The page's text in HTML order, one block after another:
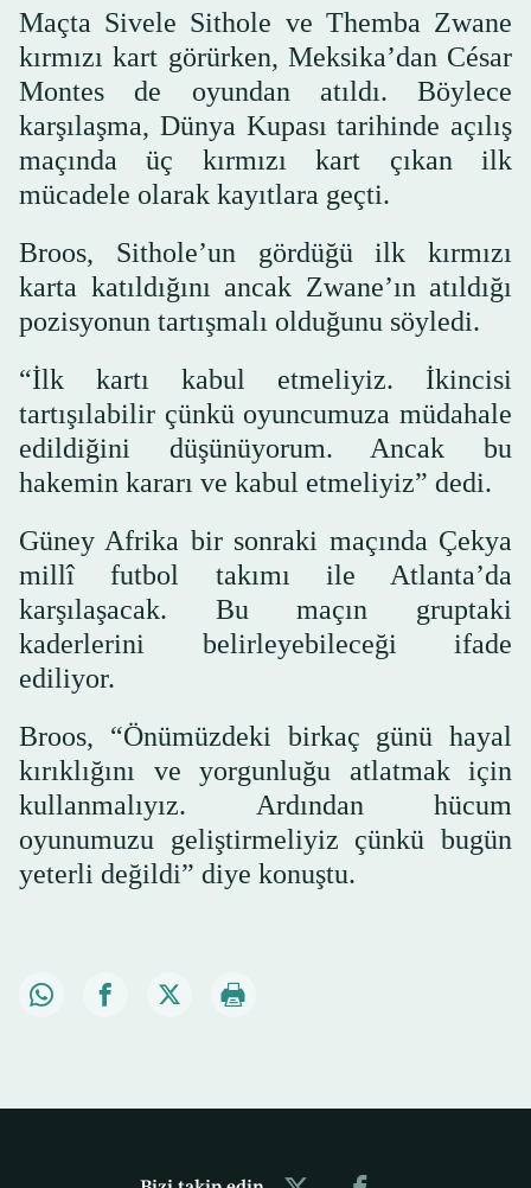
Maçta Sivele Sithole ve Themba Zwane
kırmızı kart görürken, Meksika’dan César
Montes de oyundan atıldı. Böylece
karşılaşma, Dünya Kupası tarihinde açılış
maçında üç kırmızı kart çıkan ilk
mücadele olarak kayıtlara geçti.
Broos, Sithole’un gördüğü ilk kırmızı
karta katıldığını ancak Zwane’ın atıldığı
pozisyonun tartışmalı olduğunu söyledi.
“İlk kartı kabul etmeliyiz. İkincisi
tartışılabilir çünkü oyuncumuza müdahale
edildiğini düşünüyorum. Ancak bu
hakemin kararı ve kabul etmeliyiz” dedi.
Güney Afrika bir sonraki maçında Çekya
millî futbol takımı ile Atlanta’da
karşılaşacak. Bu maçın gruptaki
kaderlerini belirleyebileceği ifade
ediliyor.
Broos, “Önümüzdeki birkaç günü hayal
kırıklığını ve yorgunluğu atlatmak için
kullanmalıyız. Ardından hücum
oyunumuzu geliştirmeliyiz çünkü bugün
yeterli değildi” diye konuştu.